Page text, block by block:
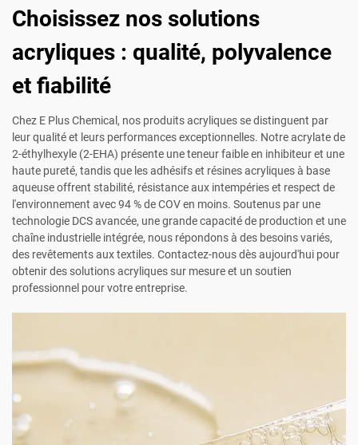
Choisissez nos solutions
acryliques : qualité, polyvalence
et fiabilité
Chez E Plus Chemical, nos produits acryliques se distinguent par
leur qualité et leurs performances exceptionnelles. Notre acrylate de
2-éthylhexyle (2-EHA) présente une teneur faible en inhibiteur et une
haute pureté, tandis que les adhésifs et résines acryliques à base
aqueuse offrent stabilité, résistance aux intempéries et respect de
l'environnement avec 94 % de COV en moins. Soutenus par une
technologie DCS avancée, une grande capacité de production et une
chaîne industrielle intégrée, nous répondons à des besoins variés,
des revêtements aux textiles. Contactez-nous dès aujourd'hui pour
obtenir des solutions acryliques sur mesure et un soutien
professionnel pour votre entreprise.